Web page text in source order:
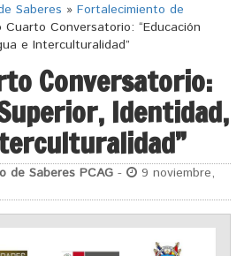
Saberes » Fortalecimiento de
Cuarto Conversatorio: “Educación
e Interculturalidad”
Conversatorio:
Identidad,
de Saberes PCAG -
9 noviembre,